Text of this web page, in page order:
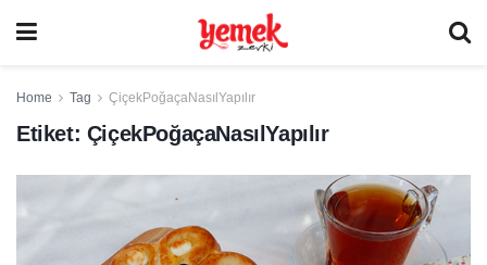
Home Tag ÇiçekPoğaçaNasılYapılır
Etiket: ÇiçekPoğaçaNasılYapılır